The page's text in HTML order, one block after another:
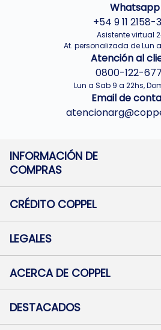
Whatsapp
+54 9 11 2158-
Asistente virtual
At. personalizada de Lun
Atención al
0800-122-
Lun a Sab 9 a 22hs,
Email de
INFORMACIÓN DE
COMPRAS
Términos y condiciones
Botón de arrepentimiento
Mapa de sitio
CRÉDITO COPPEL
Solicitar Crédito
Medios de Pago
Pago Fácil Online
LEGALES
Baja contratos
Defensa al consumidor CABA
ACERCA DE COPPEL
Trabajá con Nosotros
Preguntas Frecuentes
DESTACADOS